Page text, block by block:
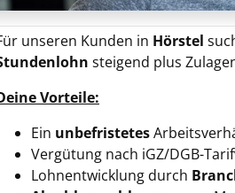
unseren Kunden in Hörstel
steigend plus
Vorteile:
Ein unbefristetes
Vergütung nach iGZ/DGB-
Lohnentwicklung durch